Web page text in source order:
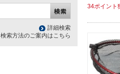
34ポイント
詳細検索
検索方法のご案内はこちら